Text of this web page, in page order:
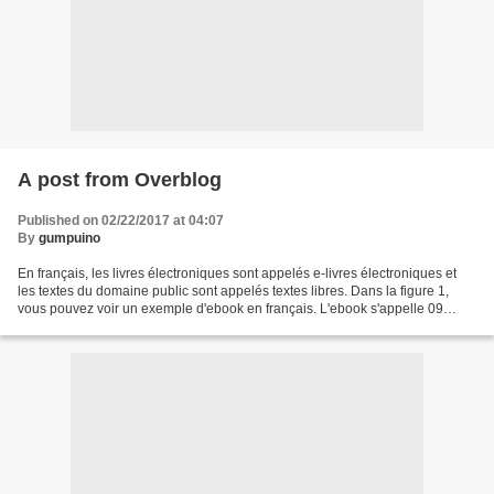
A post from Overblog
Published on 02/22/2017 at 04:07
By gumpuino
En français, les livres électroniques sont appelés e-livres électroniques et
les textes du domaine public sont appelés textes libres. Dans la figure 1,
vous pouvez voir un exemple d'ebook en français. L'ebook s'appelle 09